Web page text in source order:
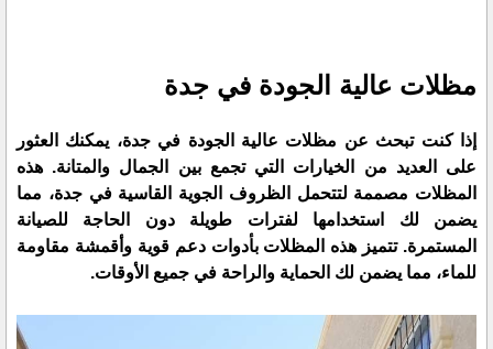
مظلات عالية الجودة في جدة
إذا كنت تبحث عن مظلات عالية الجودة في جدة، يمكنك العثور
على العديد من الخيارات التي تجمع بين الجمال والمتانة. هذه
المظلات مصممة لتتحمل الظروف الجوية القاسية في جدة، مما
يضمن لك استخدامها لفترات طويلة دون الحاجة للصيانة
المستمرة. تتميز هذه المظلات بأدوات دعم قوية وأقمشة مقاومة
للماء، مما يضمن لك الحماية والراحة في جميع الأوقات.